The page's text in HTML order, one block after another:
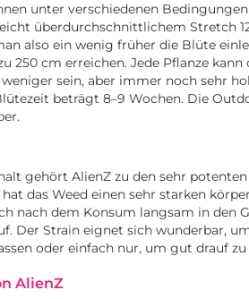
unter verschiedenen
überdurchschnittlichem Stretch
also ein wenig früher die Blüte
250 cm erreichen. Jede Pflanze kann
sein, aber immer noch sehr
beträgt 8–9 Wochen. Die
gehört AlienZ zu den sehr
das Weed einen sehr starken
nach dem Konsum langsam in den
Der Strain eignet sich wunderbar,
oder einfach nur, um gut drauf
AlienZ